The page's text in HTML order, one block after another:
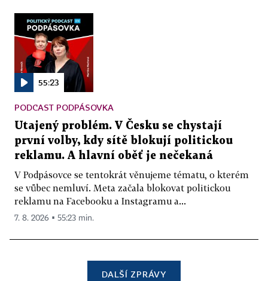
55:23
PODCAST PODPÁSOVKA
Utajený problém. V Česku se chystají
první volby, kdy sítě blokují politickou
reklamu. A hlavní oběť je nečekaná
V Podpásovce se tentokrát věnujeme tématu, o kterém
se vůbec nemluví. Meta začala blokovat politickou
reklamu na Facebooku a Instagramu a...
7. 8. 2026 ▪ 55:23 min.
DALŠÍ ZPRÁVY